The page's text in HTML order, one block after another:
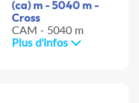
(ca) m - 5040 m -
Cross
CAM - 5040 m
Plus d'infos